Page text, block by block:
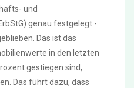
und
genau festgelegt -
Das ist das
in den letzten
gestiegen sind,
Das führt dazu, dass